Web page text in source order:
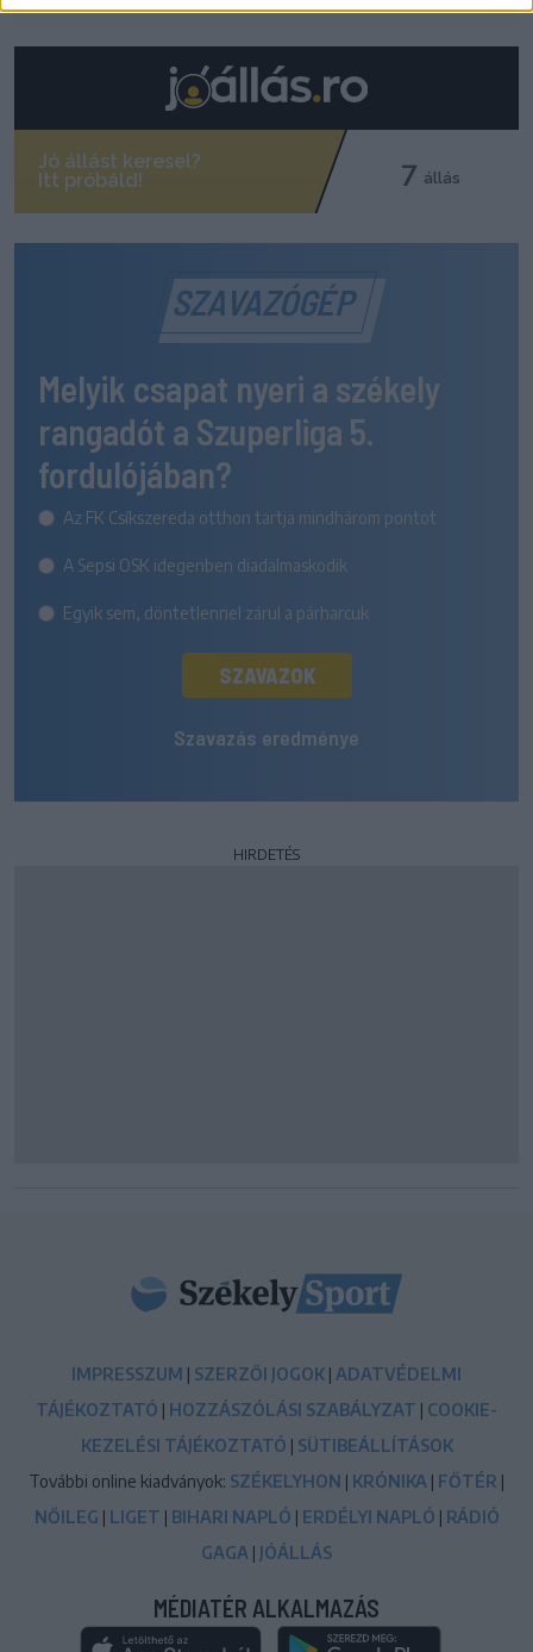
SZAVAZÓGÉP
Melyik csapat nyeri a székely
rangadót a Szuperliga 5.
fordulójában?
Az FK Csíkszereda otthon tartja mindhárom pontot
A Sepsi OSK idegenben diadalmaskodik
Egyik sem, döntetlennel zárul a párharcuk
SZAVAZOK
Szavazás eredménye
HIRDETÉS
IMPRESSZUM | SZERZŐI JOGOK | ADATVÉDELMI
TÁJÉKOZTATÓ | HOZZÁSZÓLÁSI SZABÁLYZAT | COOKIE-
KEZELÉSI TÁJÉKOZTATÓ | SÜTIBEÁLLÍTÁSOK
További online kiadványok: SZÉKELYHON | KRÓNIKA | FŐTÉR |
NŐILEG | LIGET | BIHARI NAPLÓ | ERDÉLYI NAPLÓ | RÁDIÓ
GAGA | JÓÁLLÁS
MÉDIATÉR ALKALMAZÁS